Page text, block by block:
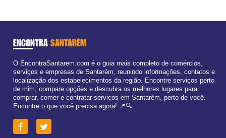
ENCONTRA SANTARÉM
O EncontraSantarem.com é o guia mais completo de comércios,
serviços e empresas de Santarém, reunindo informações, contatos e
localização dos estabelecimentos da região. Encontre serviços perto
de mim, compare opções e descubra os melhores lugares para
comprar, comer e contratar serviços em Santarém, perto de você.
Encontre o que você precisa agora! 📍🔍